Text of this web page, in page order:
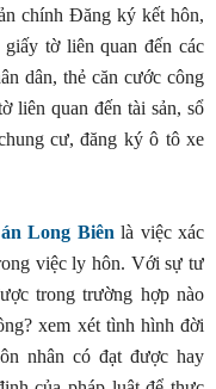
chính Đăng ký kết hôn,
tờ liên quan đến các
dân, thẻ căn cước công
liên quan đến tài sản, sổ
cư, đăng ký ô tô xe
Long Biên là việc xác
việc ly hôn. Với sự tư
trong trường hợp nào
xem xét tình hình đời
nhân có đạt được hay